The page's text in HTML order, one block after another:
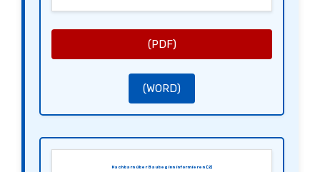
(PDF)
(WORD)
Nachbarn über Baubeginn informieren (2)